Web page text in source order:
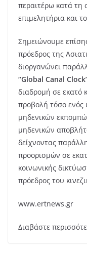
περαιτέρω κατά
επιμελητήρια και
Σημειώνουμε
πρόεδρος της
διοργανώνει
“Global Canal
διαδρομή σε εκατό
προβολή τόσο ενός
μηδενικών
μηδενικών
δείχνοντας
προορισμών σε
κοινωνικής
πρόεδρος του
www.ertnews.gr
Διαβάστε